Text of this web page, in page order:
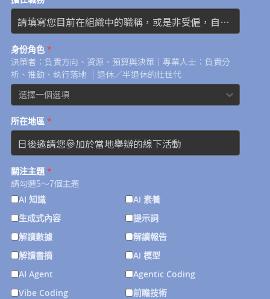
身份角色*
決策者：負責方向、資源、預算與決策｜專業人士：負責分
析、推動、執行落地 ｜退休／半退休的壯世代
選擇一個選項
所在地區*
關注主題*
請勾選5～7個主題
AI 知識
AI 素養
生成式內容
提示詞
解讀數據
解讀報告
解讀書摘
AI 模型
AI Agent
Agentic Coding
Vibe Coding
前瞻技術